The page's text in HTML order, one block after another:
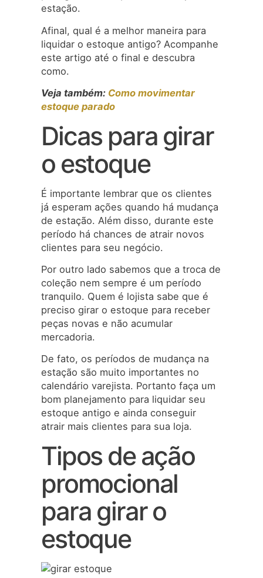
estação.
Afinal, qual é a melhor maneira para
liquidar o estoque antigo? Acompanhe
este artigo até o final e descubra
como.
Veja também: Como movimentar
estoque parado
Dicas para girar
o estoque
É importante lembrar que os clientes
já esperam ações quando há mudança
de estação. Além disso, durante este
período há chances de atrair novos
clientes para seu negócio.
Por outro lado sabemos que a troca de
coleção nem sempre é um período
tranquilo. Quem é lojista sabe que é
preciso girar o estoque para receber
peças novas e não acumular
mercadoria.
De fato, os períodos de mudança na
estação são muito importantes no
calendário varejista. Portanto faça um
bom planejamento para liquidar seu
estoque antigo e ainda conseguir
atrair mais clientes para sua loja.
Tipos de ação
promocional
para girar o
estoque